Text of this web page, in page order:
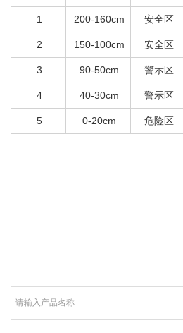
1 200-160cm 安全区
2 150-100cm 安全区
3 90-50cm 警示区
4 40-30cm 警示区
5 0-20cm 危险区